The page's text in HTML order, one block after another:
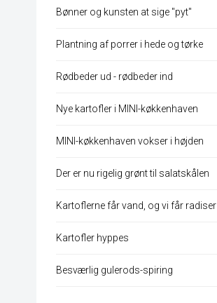
Bønner og kunsten at sige "pyt"
Plantning af porrer i hede og tørke
Rødbeder ud - rødbeder ind
Nye kartofler i MINI-køkkenhaven
MINI-køkkenhaven vokser i højden
Der er nu rigelig grønt til salatskålen
Kartoflerne får vand, og vi får radiser
Kartofler hyppes
Besværlig gulerods-spiring